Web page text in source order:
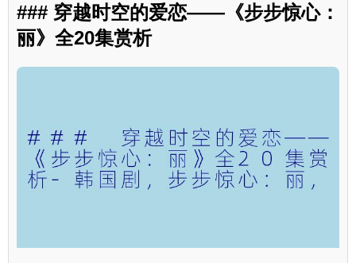
### 穿越时空的爱恋——《步步惊心：
丽》全20集赏析